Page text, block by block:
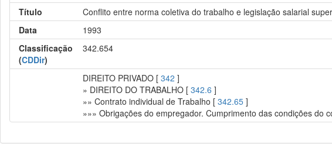
Título
Conflito entre norma coletiva do trabalho e legislação salarial
Data
1993
Classificação
(CDDir)
342.654
DIREITO PRIVADO [342 ]
» DIREITO DO TRABALHO [342.6 ]
»» Contrato individual de Trabalho [342.65 ]
»»» Obrigações do empregador. Cumprimento das condições do